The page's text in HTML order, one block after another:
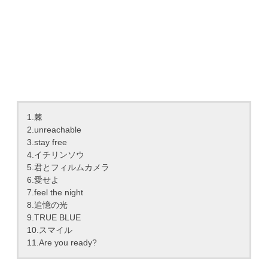
1.棘
2.unreachable
3.stay free
4.イチリンソウ
5.君とフィルムカメラ
6.愛せよ
7.feel the night
8.追憶の光
9.TRUE BLUE
10.スマイル
11.Are you ready?